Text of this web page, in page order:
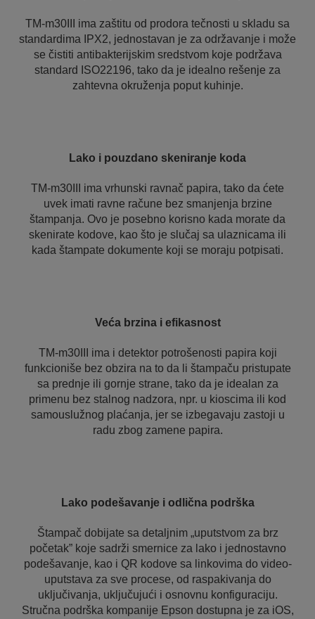
TM-m30III ima zaštitu od prodora tečnosti u skladu sa
standardima IPX2, jednostavan je za održavanje i može
se čistiti antibakterijskim sredstvom koje podržava
standard ISO22196, tako da je idealno rešenje za
zahtevna okruženja poput kuhinje.
Lako i pouzdano skeniranje koda
TM-m30III ima vrhunski ravnač papira, tako da ćete
uvek imati ravne račune bez smanjenja brzine
štampanja. Ovo je posebno korisno kada morate da
skenirate kodove, kao što je slučaj sa ulaznicama ili
kada štampate dokumente koji se moraju potpisati.
Veća brzina i efikasnost
TM-m30III ima i detektor potrošenosti papira koji
funkcioniše bez obzira na to da li štampaču pristupate
sa prednje ili gornje strane, tako da je idealan za
primenu bez stalnog nadzora, npr. u kioscima ili kod
samouslužnog plaćanja, jer se izbegavaju zastoji u
radu zbog zamene papira.
Lako podešavanje i odlična podrška
Štampač dobijate sa detaljnim „uputstvom za brz
početak” koje sadrži smernice za lako i jednostavno
podešavanje, kao i QR kodove sa linkovima do video-
uputstava za sve procese, od raspakivanja do
uključivanja, uključujući i osnovnu konfiguraciju.
Stručna podrška kompanije Epson dostupna je za iOS,